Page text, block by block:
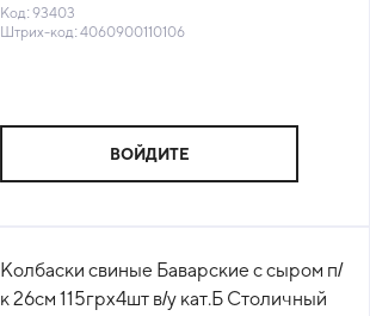
Eggerstorfer Германия (КОД 93403)
(+18°С)
Код: 93403
Штрих-код: 4060900110106
ВОЙДИТЕ
Колбаски свиные Баварские с сыром п/
к 26см 115грх4шт в/у кат.Б Столичный